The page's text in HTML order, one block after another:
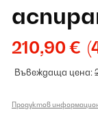
210,90 €
Въвеждаща цена:
Продуктов